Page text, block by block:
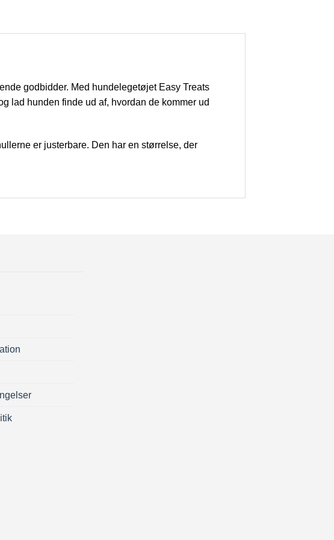
godbidder. Med hundelegetøjet Easy Treats
lad hunden finde ud af, hvordan de kommer ud
er justerbare. Den har en størrelse, der